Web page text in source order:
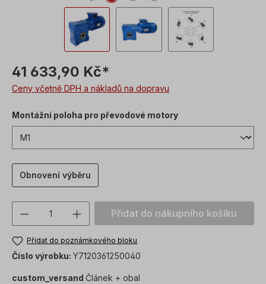
41 633,90 Kč*
Ceny včetně DPH a nákladů na dopravu
Montážní poloha pro převodové motory
Obnovení výběru
Množství produktu: Zadejte
Přidat do nákupního košíku
Přidat do poznámkového bloku
Číslo výrobku: Y7120361250040
custom_versand Článek + obal